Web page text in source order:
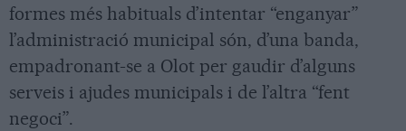
formes més habituals d’intentar “enganyar”
l’administració municipal són, d’una banda,
empadronant-se a Olot per gaudir d’alguns
serveis i ajudes municipals i de l’altra “fent
negoci”.